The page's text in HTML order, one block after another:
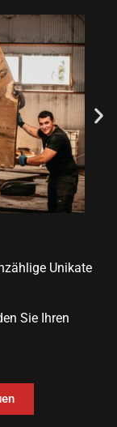
Unikate
Sie Ihren